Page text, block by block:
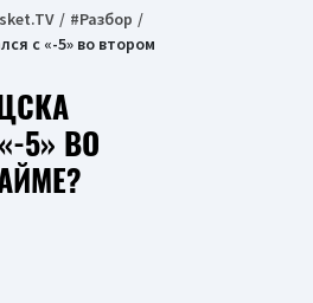
#Разбор
с «-5» во втором
5» ВО